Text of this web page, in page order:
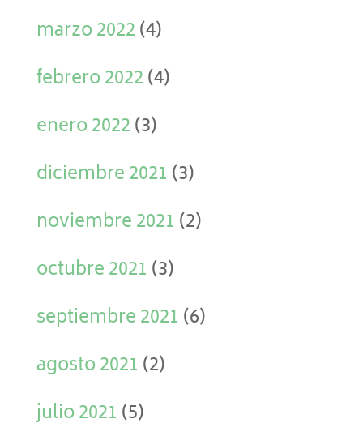
marzo 2022(4)
febrero 2022(4)
enero 2022(3)
diciembre 2021 (3)
noviembre 2021 (2)
octubre 2021 (3)
septiembre 2021 (6)
agosto 2021 (2)
julio 2021 (5)